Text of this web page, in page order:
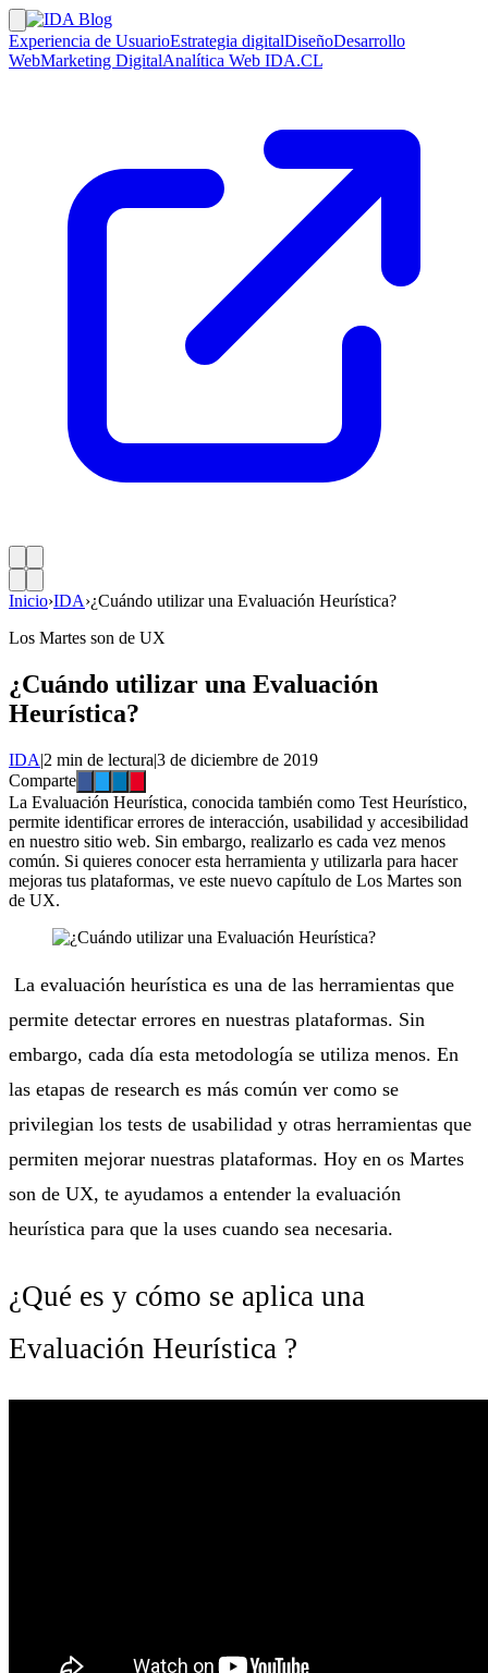
Experiencia de UsuarioEstrategia digitalDiseñoDesarrollo
WebMarketing DigitalAnalítica Web IDA.CL
Inicio›IDA›¿Cuándo utilizar una Evaluación Heurística?
Los Martes son de UX
¿Cuándo utilizar una Evaluación
Heurística?
IDA|2 min de lectura|3 de diciembre de 2019
Comparte
La Evaluación Heurística, conocida también como Test Heurístico,
permite identificar errores de interacción, usabilidad y accesibilidad
en nuestro sitio web. Sin embargo, realizarlo es cada vez menos
común. Si quieres conocer esta herramienta y utilizarla para hacer
mejoras tus plataformas, ve este nuevo capítulo de Los Martes son
de UX.
La evaluación heurística es una de las herramientas que
permite detectar errores en nuestras plataformas. Sin
embargo, cada día esta metodología se utiliza menos. En
las etapas de research es más común ver como se
privilegian los tests de usabilidad y otras herramientas que
permiten mejorar nuestras plataformas. Hoy en os Martes
son de UX, te ayudamos a entender la evaluación
heurística para que la uses cuando sea necesaria.
¿Qué es y cómo se aplica una
Evaluación Heurística ?